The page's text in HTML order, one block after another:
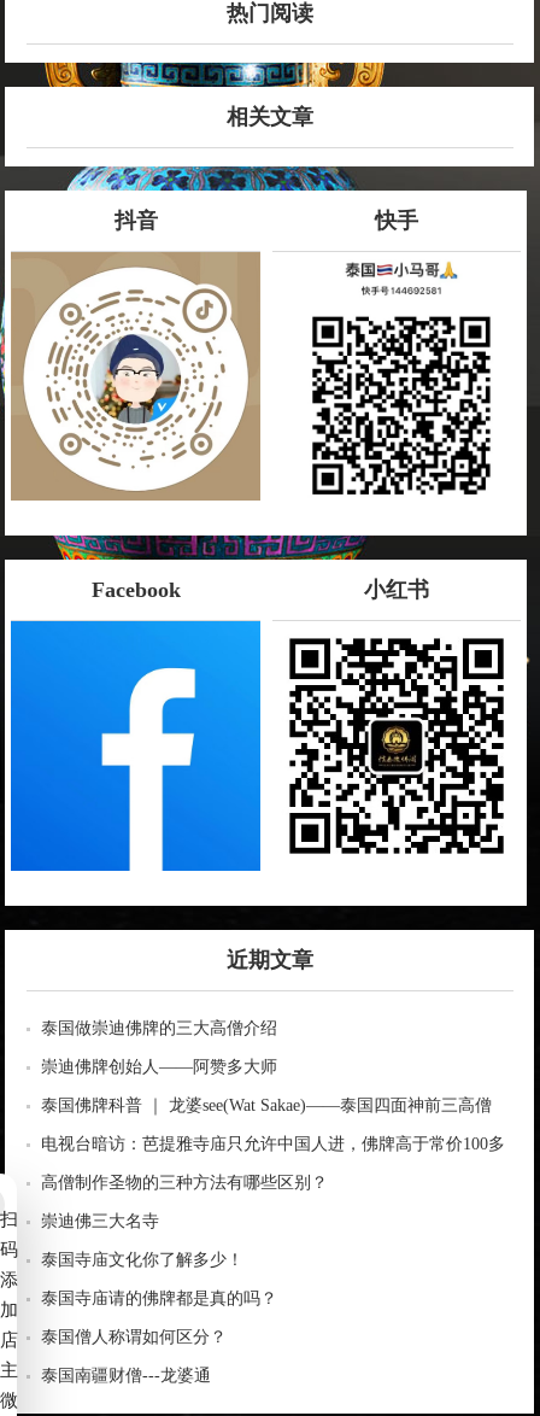
热门阅读
相关文章
抖音 快手
Facebook 小红书
近期文章
泰国做崇迪佛牌的三大高僧介绍
崇迪佛牌创始人——阿赞多大师
泰国佛牌科普 ｜ 龙婆see(Wat Sakae)——泰国四面神前三高僧
电视台暗访：芭提雅寺庙只允许中国人进，佛牌高于常价100多
倍！
高僧制作圣物的三种方法有哪些区别？
崇迪佛三大名寺
泰国寺庙文化你了解多少！
泰国寺庙请的佛牌都是真的吗？
泰国僧人称谓如何区分？
泰国南疆财僧---龙婆通
扫
码
添
加
店
主
微